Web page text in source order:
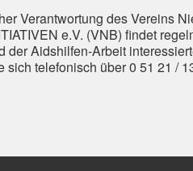
Verantwortung des Vereins
e.V. (VNB) findet
der Aidshilfen-Arbeit
sich telefonisch über 0 51 21 /